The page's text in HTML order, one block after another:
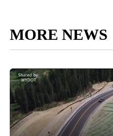
MORE NEWS